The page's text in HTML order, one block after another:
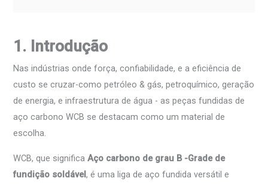
1. Introdução
Nas indústrias onde força, confiabilidade, e a eficiência de
custo se cruzar-como petróleo & gás, petroquímico, geração
de energia, e infraestrutura de água - as peças fundidas de
aço carbono WCB se destacam como um material de
escolha.
WCB, que significaAço carbono de grau B -Grade de
fundição soldável, é uma liga de aço fundida versátil e